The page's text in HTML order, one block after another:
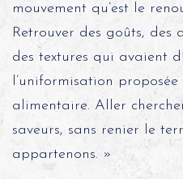
mouvement qu’est le
Retrouver des goûts, des
des textures qui avaient
l’uniformisation
alimentaire. Aller
saveurs, sans renier le
appartenons. »